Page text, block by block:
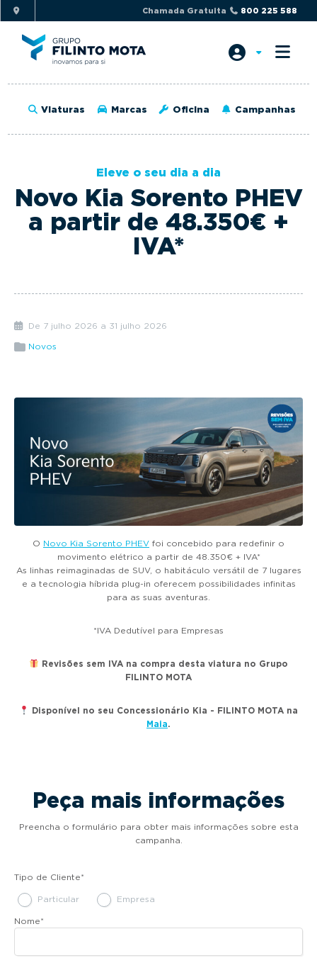
i
p
t
o
r
a
y
g
a
o
i
p
t
o
a
c
n
Chamada Gratuita 800 225 588
Viaturas Marcas Oficina Campanhas
Novo Kia Sorento PHEV
a partir de 48.350€ +
IVA*
Eleve o seu dia a dia
De 7 julho 2026 a 31 julho 2026
Novos
O Novo Kia Sorento PHEV foi concebido para redefinir o
movimento elétrico a partir de 48.350€ + IVA*
As linhas reimaginadas de SUV, o habitáculo versátil de 7 lugares
e a tecnologia híbrida plug-in oferecem possibilidades infinitas
para as suas aventuras.
*IVA Dedutível para Empresas
Revisões sem IVA na compra desta viatura no Grupo
FILINTO MOTA
Disponível no seu Concessionário Kia - FILINTO MOTA na
Maia.
Peça mais informações
Preencha o formulário para obter mais informações sobre esta
campanha.
Tipo de Cliente*
Particular Empresa
Nome*